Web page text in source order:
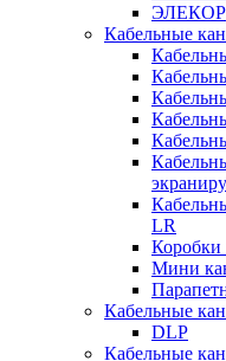
ЭЛЕКОР
Кабельные
LR
Коробки
Мини
Кабельные
DLP
Кабельные